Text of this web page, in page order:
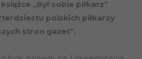
„Był sobie piłkarz”
polskich piłkarzy
stron gazet”.